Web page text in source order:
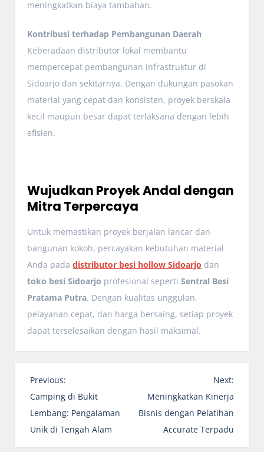
meningkatkan biaya tambahan.
Kontribusi terhadap Pembangunan Daerah
Keberadaan distributor lokal membantu
mempercepat pembangunan infrastruktur di
Sidoarjo dan sekitarnya. Dengan dukungan pasokan
material yang cepat dan konsisten, proyek berskala
kecil maupun besar dapat terlaksana dengan lebih
efisien.
Wujudkan Proyek Andal dengan
Mitra Terpercaya
Untuk memastikan proyek berjalan lancar dan
bangunan kokoh, percayakan kebutuhan material
Anda padadistributor besi hollow Sidoarjo dan
toko besi Sidoarjo profesional sepertiSentral Besi
Pratama Putra. Dengan kualitas unggulan,
pelayanan cepat, dan harga bersaing, setiap proyek
dapat terselesaikan dengan hasil maksimal.
P
o
s
t
n
Previous:
Camping di Bukit
Lembang: Pengalaman
Unik di Tengah Alam
Next:
Meningkatkan Kinerja
Bisnis dengan Pelatihan
Accurate Terpadu